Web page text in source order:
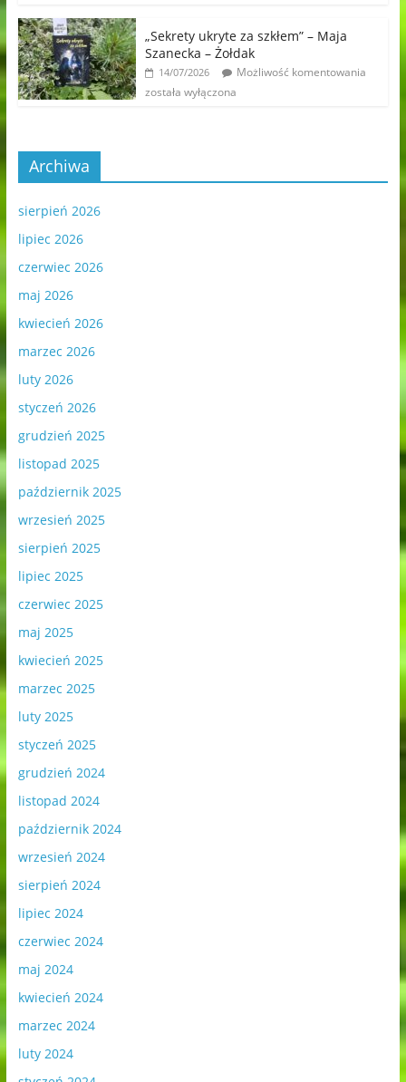
„Sekrety ukryte za szkłem” – Maja
Szanecka – Żołdak
14/07/2026
Możliwość komentowania
została wyłączona
Archiwa
sierpień 2026
lipiec 2026
czerwiec 2026
maj 2026
kwiecień 2026
marzec 2026
luty 2026
styczeń 2026
grudzień 2025
listopad 2025
październik 2025
wrzesień 2025
sierpień 2025
lipiec 2025
czerwiec 2025
maj 2025
kwiecień 2025
marzec 2025
luty 2025
styczeń 2025
grudzień 2024
listopad 2024
październik 2024
wrzesień 2024
sierpień 2024
lipiec 2024
czerwiec 2024
maj 2024
kwiecień 2024
marzec 2024
luty 2024